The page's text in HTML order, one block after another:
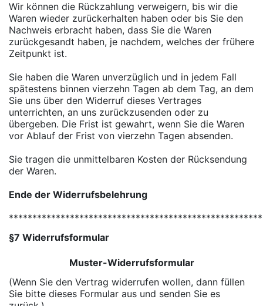
Wir können die Rückzahlung verweigern, bis wir die
Waren wieder zurückerhalten haben oder bis Sie den
Nachweis erbracht haben, dass Sie die Waren
zurückgesandt haben, je nachdem, welches der frühere
Zeitpunkt ist.
Sie haben die Waren unverzüglich und in jedem Fall
spätestens binnen vierzehn Tagen ab dem Tag, an dem
Sie uns über den Widerruf dieses Vertrages
unterrichten, an uns zurückzusenden oder zu
übergeben. Die Frist ist gewahrt, wenn Sie die Waren
vor Ablauf der Frist von vierzehn Tagen absenden.
Sie tragen die unmittelbaren Kosten der Rücksendung
der Waren.
Ende der Widerrufsbelehrung
§7 Widerrufsformular
Muster-Widerrufsformular
(Wenn Sie den Vertrag widerrufen wollen, dann füllen
Sie bitte dieses Formular aus und senden Sie es